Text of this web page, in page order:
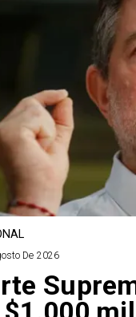
De 2026